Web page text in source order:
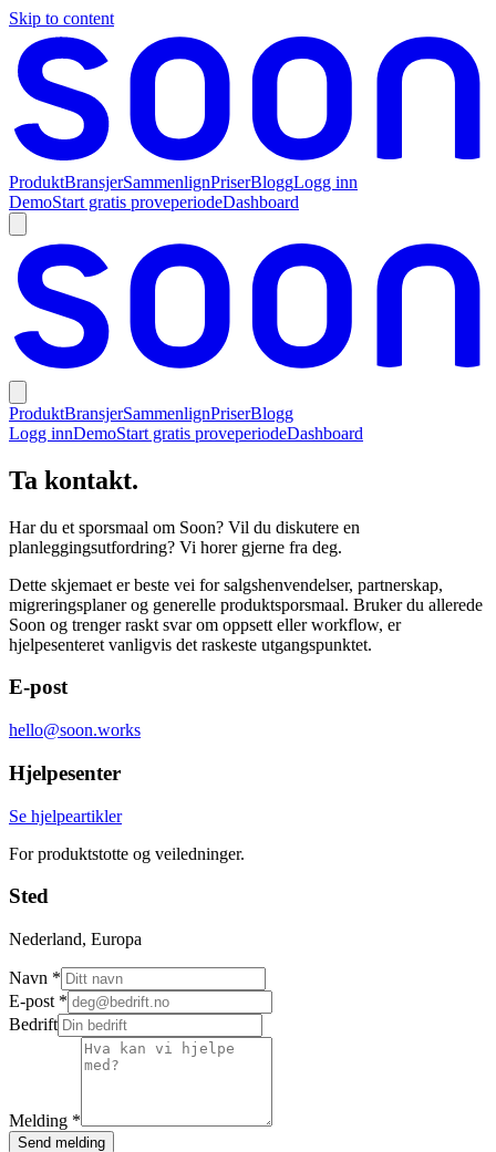
Skip to content
ProduktBransjerSammenlignPriserBloggLogg inn
DemoStart gratis proveperiodeDashboard
ProduktBransjerSammenlignPriserBlogg
Logg innDemoStart gratis proveperiodeDashboard
Ta kontakt.
Har du et sporsmaal om Soon? Vil du diskutere en
planleggingsutfordring? Vi horer gjerne fra deg.
Dette skjemaet er beste vei for salgshenvendelser, partnerskap,
migreringsplaner og generelle produktsporsmaal. Bruker du allerede
Soon og trenger raskt svar om oppsett eller workflow, er
hjelpesenteret vanligvis det raskeste utgangspunktet.
E-post
hello@soon.works
Hjelpesenter
Se hjelpeartikler
For produktstotte og veiledninger.
Sted
Nederland, Europa
Navn *
E-post *
Bedrift
Melding *
Send melding